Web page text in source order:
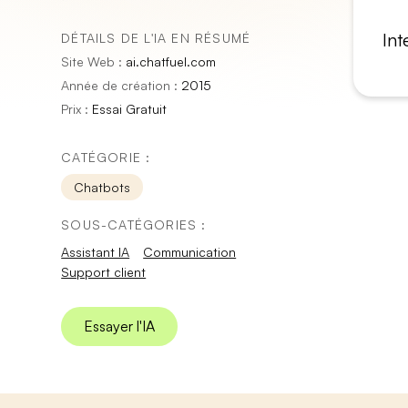
DÉTAILS DE L'IA EN RÉSUMÉ
Site Web : ai.chatfuel.com
Année de création : 2015
Prix : Essai Gratuit
CATÉGORIE :
Chatbots
SOUS-CATÉGORIES :
Assistant IA
Communication
Support client
Essayer l'IA